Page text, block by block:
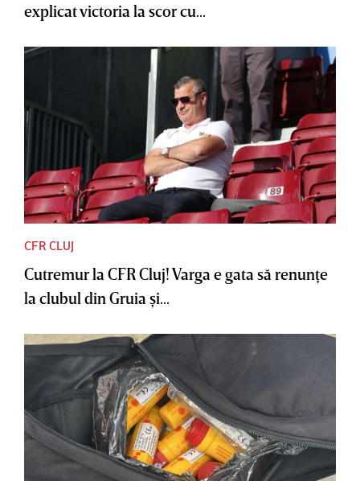
explicat victoria la scor cu...
CFR CLUJ
Cutremur la CFR Cluj! Varga e gata să renunţe
la clubul din Gruia şi...